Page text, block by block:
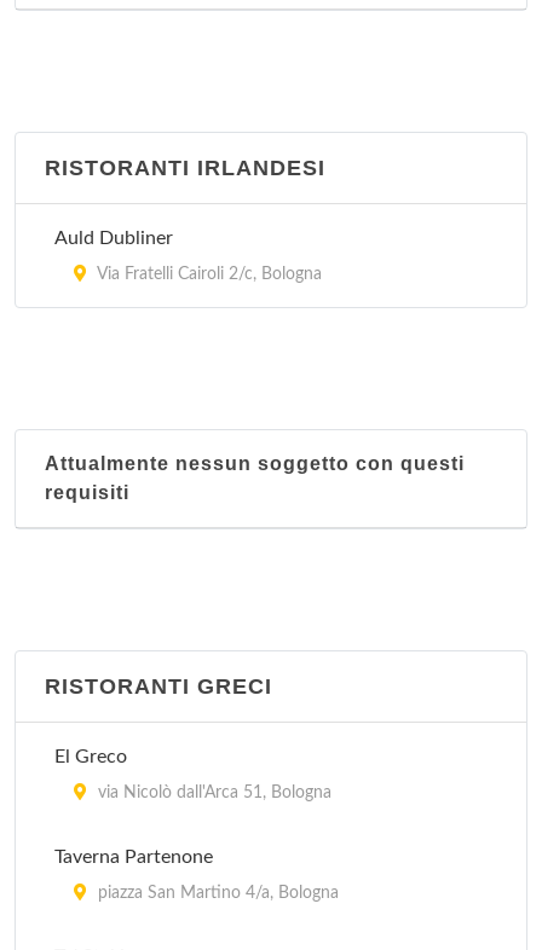
RISTORANTI IRLANDESI
Auld Dubliner
Via Fratelli Cairoli 2/c, Bologna
Attualmente nessun soggetto con questi
requisiti
RISTORANTI GRECI
El Greco
via Nicolò dall'Arca 51, Bologna
Taverna Partenone
piazza San Martino 4/a, Bologna